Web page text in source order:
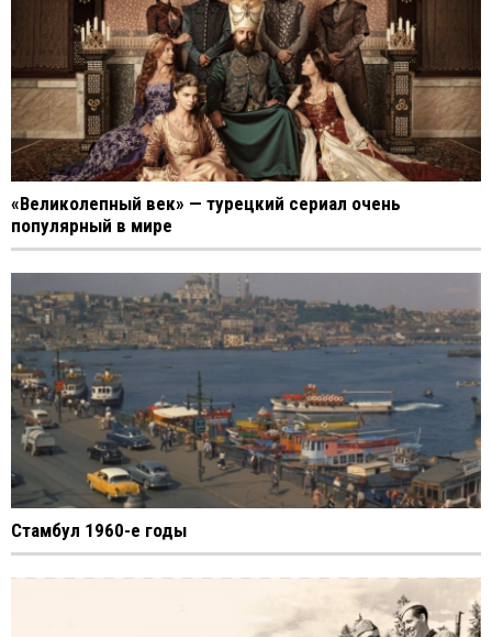
«Великолепный век» — турецкий сериал очень
популярный в мире
Стамбул 1960-е годы